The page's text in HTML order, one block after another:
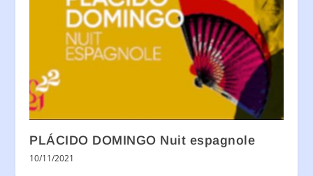
PLÁCIDO DOMINGO Nuit espagnole
10/11/2021